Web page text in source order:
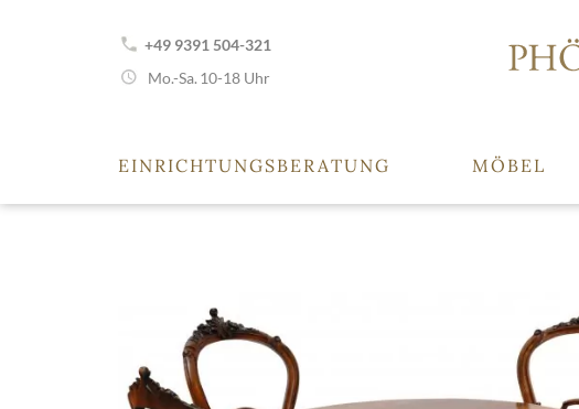
+49 9391 504-321
Mo.-Sa. 10-18 Uhr
EINRICHTUNGSBERATUNG MÖBEL